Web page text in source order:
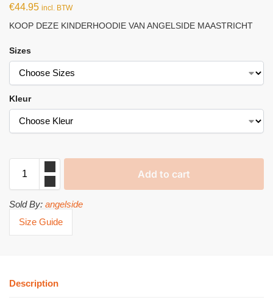
€44.95 incl. BTW
KOOP DEZE KINDERHOODIE VAN ANGELSIDE MAASTRICHT
Sizes
Kleur
Add to cart
Sold By: angelside
Size Guide
Description